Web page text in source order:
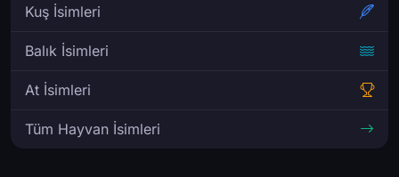
Kuş İsimleri
Balık İsimleri
At İsimleri
Tüm Hayvan İsimleri